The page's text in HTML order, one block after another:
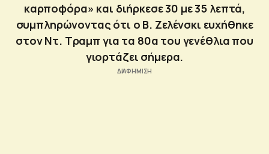
καρποφόρα» και διήρκεσε 30 με 35 λεπτά,
συμπληρώνοντας ότι ο Β. Ζελένσκι ευχήθηκε
στον Ντ. Τραμπ για τα 80α του γενέθλια που
γιορτάζει σήμερα.